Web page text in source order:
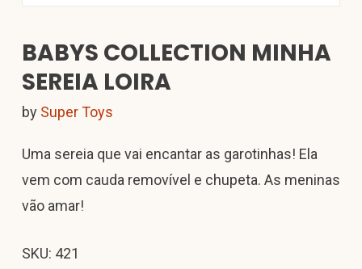
BABYS COLLECTION MINHA
SEREIA LOIRA
by Super Toys
Uma sereia que vai encantar as garotinhas! Ela
vem com cauda removível e chupeta. As meninas
vão amar!
SKU: 421